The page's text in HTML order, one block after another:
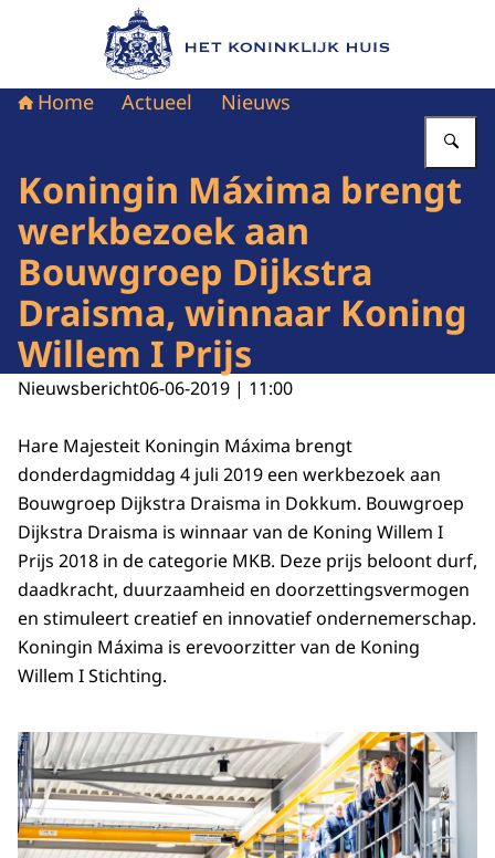
Naar de homepage van Het Koninklijk Huis
Home Actueel Nieuws
Koningin Máxima brengt
werkbezoek aan
Bouwgroep Dijkstra
Draisma, winnaar Koning
Willem I Prijs
Nieuwsbericht06-06-2019 | 11:00
Hare Majesteit Koningin Máxima brengt
donderdagmiddag 4 juli 2019 een werkbezoek aan
Bouwgroep Dijkstra Draisma in Dokkum. Bouwgroep
Dijkstra Draisma is winnaar van de Koning Willem I
Prijs 2018 in de categorie MKB. Deze prijs beloont durf,
daadkracht, duurzaamheid en doorzettingsvermogen
en stimuleert creatief en innovatief ondernemerschap.
Koningin Máxima is erevoorzitter van de Koning
Willem I Stichting.